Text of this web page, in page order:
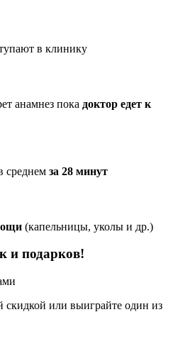
в клинику
анамнез пока доктор едет к
среднем за 28 минут
(капельницы, уколы и др.)
и подарков!
скидкой или выиграйте один из